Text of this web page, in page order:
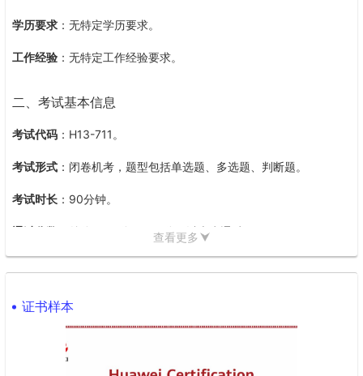
二、证书价值
数据解决方案FusionInsight HD进行数据处理和分析。
职业发展助力：为从业者提供系统化学习大数据知识的平台，帮助
其在大数据领域进一步提升技术能力 。
行业认可度高
：作为华为推出的入门级大数据认证，在行业内具有
学历要求 ：无特定学历要求。
工作经验 ：无特定工作经验要求。
二、考试基本信息
考试代码 ：H13-711 。
考试形式 ：闭卷机考，题型包括单选题、多选题、判断题。
考试时长 ：90分钟。
通过分数 ：总分1000分，600分及以上为通过
证书有效期：3年。
查看更多
证书样本